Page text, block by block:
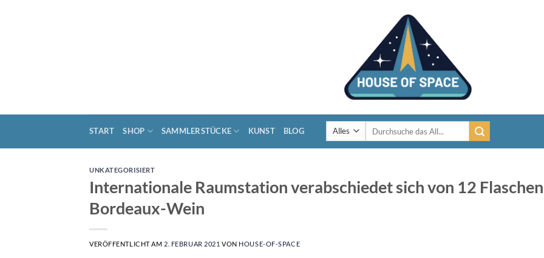
START SHOP SAMMLERSTÜCKE KUNST BLOG
Suchen
nach:
UNKATEGORISIERT
Internationale Raumstation verabschiedet sich von 12 Flaschen
Bordeaux-Wein
VERÖFFENTLICHT AM 2. FEBRUAR 2021 VON HOUSE-OF-SPACE